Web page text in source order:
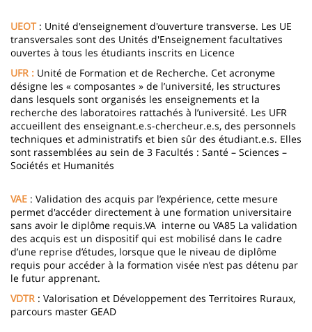
UEOT : Unité d'enseignement d'ouverture transverse. Les UE
transversales sont des Unités d'Enseignement facultatives
ouvertes à tous les étudiants inscrits en Licence
UFR : Unité de Formation et de Recherche. Cet acronyme
désigne les « composantes » de l’université, les structures
dans lesquels sont organisés les enseignements et la
recherche des laboratoires rattachés à l’université. Les UFR
accueillent des enseignant.e.s-chercheur.e.s, des personnels
techniques et administratifs et bien sûr des étudiant.e.s. Elles
sont rassemblées au sein de 3 Facultés : Santé – Sciences –
Sociétés et Humanités
VAE : Validation des acquis par l’expérience, cette mesure
permet d'accéder directement à une formation universitaire
sans avoir le diplôme requis.VA interne ou VA85 La validation
des acquis est un dispositif qui est mobilisé dans le cadre
d’une reprise d’études, lorsque que le niveau de diplôme
requis pour accéder à la formation visée n’est pas détenu par
le futur apprenant.
VDTR : Valorisation et Développement des Territoires Ruraux,
parcours master GEAD